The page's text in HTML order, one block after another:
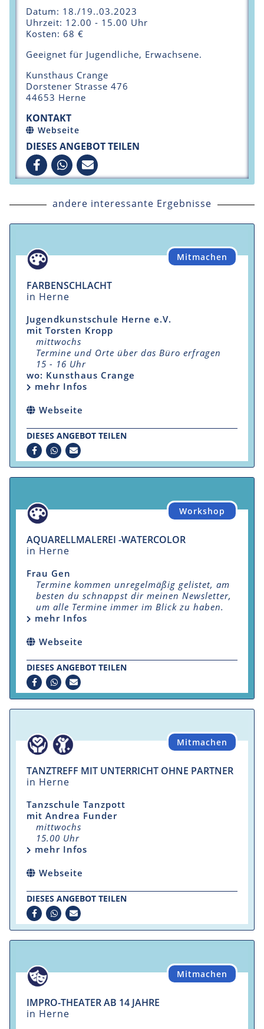
Datum: 18./19..03.2023
Uhrzeit: 12.00 - 15.00 Uhr
Kosten: 68 €
Geeignet für Jugendliche, Erwachsene.
Kunsthaus Crange
Dorstener Strasse 476
44653 Herne
KONTAKT
Webseite
DIESES ANGEBOT TEILEN
andere interessante Ergebnisse
Mitmachen
FARBENSCHLACHT
in Herne
Jugendkunstschule Herne e.V.
mit Torsten Kropp
mittwochs
Termine und Orte über das Büro erfragen
15 - 16 Uhr
wo: Kunsthaus Crange
mehr Infos
Webseite
DIESES ANGEBOT TEILEN
Workshop
AQUARELLMALEREI -WATERCOLOR
in Herne
Frau Gen
Termine kommen unregelmäßig gelistet, am
besten du schnappst dir meinen Newsletter,
um alle Termine immer im Blick zu haben.
mehr Infos
Webseite
DIESES ANGEBOT TEILEN
Mitmachen
TANZTREFF MIT UNTERRICHT OHNE PARTNER
in Herne
Tanzschule Tanzpott
mit Andrea Funder
mittwochs
15.00 Uhr
mehr Infos
Webseite
DIESES ANGEBOT TEILEN
Mitmachen
IMPRO-THEATER AB 14 JAHRE
in Herne